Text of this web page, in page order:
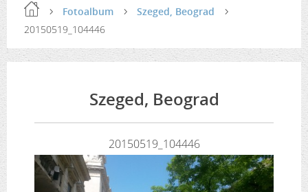
Fotoalbum
Szeged, Beograd
20150519_104446
Szeged, Beograd
20150519_104446